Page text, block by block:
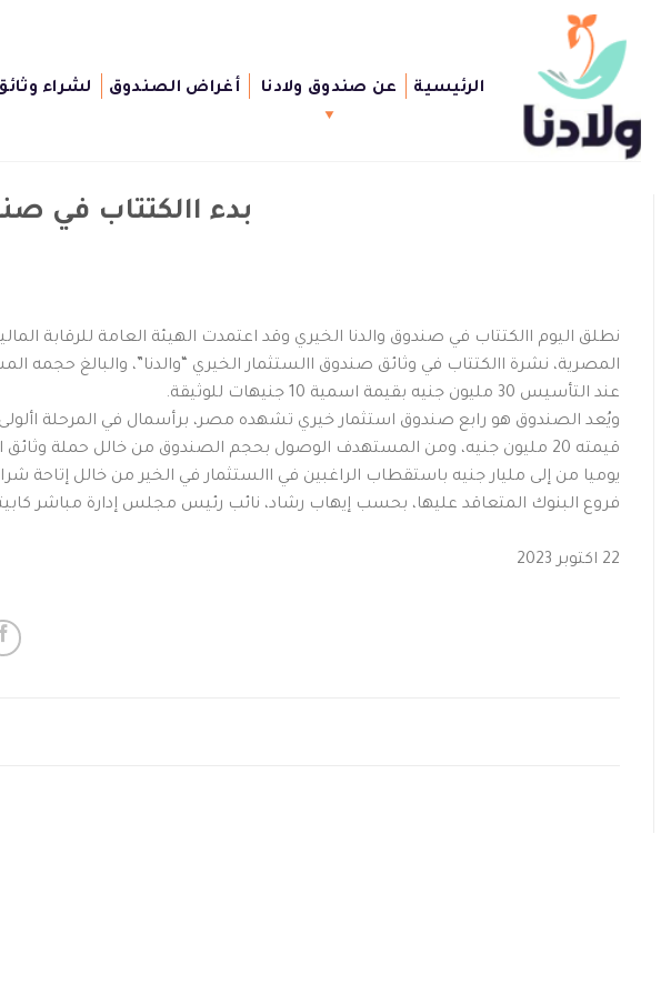
content
الرئيسية
عن صندوق ولادنا أغراض الصندوق لشراء
بدء االكتتاب في
نطلق اليوم االكتتاب في صندوق والدنا الخيري وقد اعتمدت الهيئة العامة للرقابة
المصرية، نشرة االكتتاب في وثائق صندوق االستثمار الخيري “والدنا”، والبالغ حجمه
عند التأسيس 30 مليون جنيه بقيمة اسمية 10 جنيهات للوثيقة.
ويُعد الصندوق هو رابع صندوق استثمار خيري تشهده مصر، برأسمال في المرحلة األولى
قيمته 20 مليون جنيه، ومن المستهدف الوصول بحجم الصندوق من خالل حملة وثائق االستثمار
يوميا من إلى مليار جنيه باستقطاب الراغبين في االستثمار في الخير من خالل إتاحة
فروع البنوك المتعاقد عليها، بحسب إيهاب رشاد، نائب رئيس مجلس إدارة مباشر
22 اكتوبر 2023